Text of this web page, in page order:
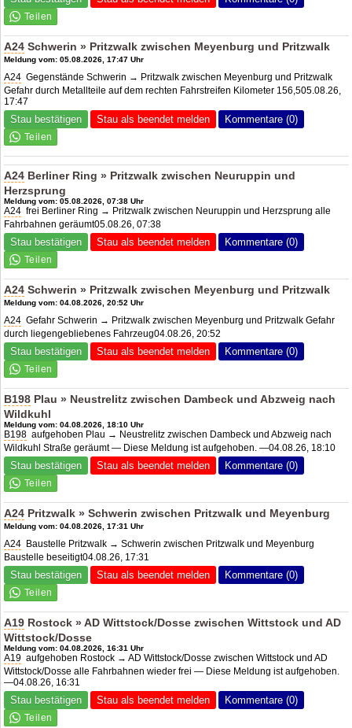
A24 Schwerin » Pritzwalk zwischen Meyenburg und Pritzwalk
Meldung vom: 05.08.2026, 17:47 Uhr
A24 Gegenstände Schwerin → Pritzwalk zwischen Meyenburg und Pritzwalk
Gefahr durch Metallteile auf dem rechten Fahrstreifen Kilometer 156,505.08.26,
17:47
Stau bestätigen Stau als beendet melden Kommentare (0)
A24 Berliner Ring » Pritzwalk zwischen Neuruppin und
Herzsprung
Meldung vom: 05.08.2026, 07:38 Uhr
A24 frei Berliner Ring → Pritzwalk zwischen Neuruppin und Herzsprung alle
Fahrbahnen geräumt05.08.26, 07:38
Stau bestätigen Stau als beendet melden Kommentare (0)
A24 Schwerin » Pritzwalk zwischen Meyenburg und Pritzwalk
Meldung vom: 04.08.2026, 20:52 Uhr
A24 Gefahr Schwerin → Pritzwalk zwischen Meyenburg und Pritzwalk Gefahr
durch liegengebliebenes Fahrzeug04.08.26, 20:52
Stau bestätigen Stau als beendet melden Kommentare (0)
B198 Plau » Neustrelitz zwischen Dambeck und Abzweig nach
Wildkuhl
Meldung vom: 04.08.2026, 18:10 Uhr
B198 aufgehoben Plau → Neustrelitz zwischen Dambeck und Abzweig nach
Wildkuhl Straße geräumt — Diese Meldung ist aufgehoben. —04.08.26, 18:10
Stau bestätigen Stau als beendet melden Kommentare (0)
A24 Pritzwalk » Schwerin zwischen Pritzwalk und Meyenburg
Meldung vom: 04.08.2026, 17:31 Uhr
A24 Baustelle Pritzwalk → Schwerin zwischen Pritzwalk und Meyenburg
Baustelle beseitigt04.08.26, 17:31
Stau bestätigen Stau als beendet melden Kommentare (0)
A19 Rostock »AD Wittstock/Dosse zwischen Wittstock undAD
Wittstock/Dosse
Meldung vom: 04.08.2026, 16:31 Uhr
A19 aufgehoben Rostock →AD Wittstock/Dosse zwischen Wittstock undAD
Wittstock/Dosse alle Fahrbahnen wieder frei — Diese Meldung ist aufgehoben.
—04.08.26, 16:31
Stau bestätigen Stau als beendet melden Kommentare (0)